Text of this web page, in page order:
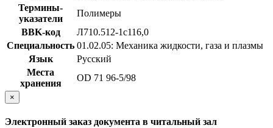
Термины-
указатели
Полимеры
BBK-код
Л710.512-1с116,0
Специальность 01.02.05: Механика жидкости, газа и плазмы
Язык
Русский
Места
хранения
OD 71 96-5/98
×
Электронный заказ документа в читальный зал